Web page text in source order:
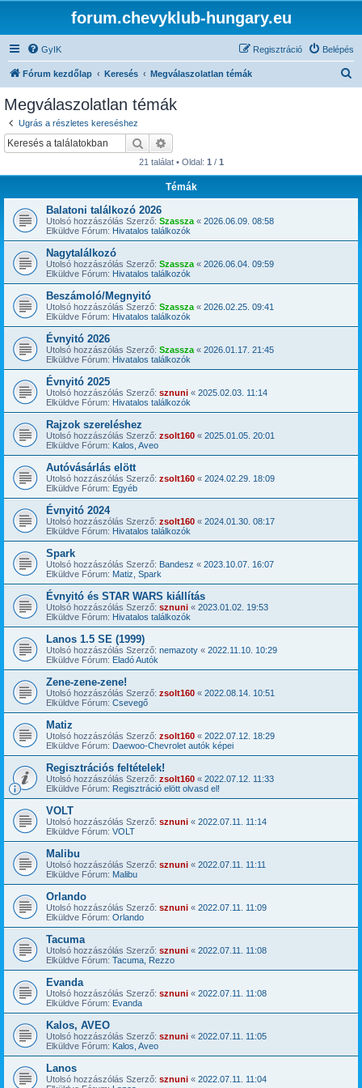
forum.chevyklub-hungary.eu
GyIK Belépés
Regisztráció
Fórum kezdőlap Keresés Megválaszolatlan témák
Megválaszolatlan témák
Ugrás a részletes kereséshez
Keresés
21 találat • Oldal: 1 / 1
Témák
Balatoni találkozó 2026
Utolsó hozzászólás Szerző: Szassza « 2026.06.09. 08:58
Elküldve Fórum: Hivatalos találkozók
Nagytalálkozó
Utolsó hozzászólás Szerző: Szassza « 2026.06.04. 09:59
Elküldve Fórum: Hivatalos találkozók
Beszámoló/Megnyitó
Utolsó hozzászólás Szerző: Szassza « 2026.02.25. 09:41
Elküldve Fórum: Hivatalos találkozók
Évnyitó 2026
Utolsó hozzászólás Szerző: Szassza « 2026.01.17. 21:45
Elküldve Fórum: Hivatalos találkozók
Évnyitó 2025
Utolsó hozzászólás Szerző: sznuni « 2025.02.03. 11:14
Elküldve Fórum: Hivatalos találkozók
Rajzok szereléshez
Utolsó hozzászólás Szerző: zsolt160 « 2025.01.05. 20:01
Elküldve Fórum: Kalos, Aveo
Autóvásárlás elött
Utolsó hozzászólás Szerző: zsolt160 « 2024.02.29. 18:09
Elküldve Fórum: Egyéb
Évnyitó 2024
Utolsó hozzászólás Szerző: zsolt160 « 2024.01.30. 08:17
Elküldve Fórum: Hivatalos találkozók
Spark
Utolsó hozzászólás Szerző: Bandesz « 2023.10.07. 16:07
Elküldve Fórum: Matiz, Spark
Évnyitó és STAR WARS kiállítás
Utolsó hozzászólás Szerző: sznuni « 2023.01.02. 19:53
Elküldve Fórum: Hivatalos találkozók
Lanos 1.5 SE (1999)
Utolsó hozzászólás Szerző: nemazoty « 2022.11.10. 10:29
Elküldve Fórum: Eladó Autók
Zene-zene-zene!
Utolsó hozzászólás Szerző: zsolt160 « 2022.08.14. 10:51
Elküldve Fórum: Csevegő
Matiz
Utolsó hozzászólás Szerző: zsolt160 « 2022.07.12. 18:29
Elküldve Fórum: Daewoo-Chevrolet autók képei
Regisztrációs feltételek!
Utolsó hozzászólás Szerző: zsolt160 « 2022.07.12. 11:33
Elküldve Fórum: Regisztráció elött olvasd el!
VOLT
Utolsó hozzászólás Szerző: sznuni « 2022.07.11. 11:14
Elküldve Fórum: VOLT
Malibu
Utolsó hozzászólás Szerző: sznuni « 2022.07.11. 11:11
Elküldve Fórum: Malibu
Orlando
Utolsó hozzászólás Szerző: sznuni « 2022.07.11. 11:09
Elküldve Fórum: Orlando
Tacuma
Utolsó hozzászólás Szerző: sznuni « 2022.07.11. 11:08
Elküldve Fórum: Tacuma, Rezzo
Evanda
Utolsó hozzászólás Szerző: sznuni « 2022.07.11. 11:08
Elküldve Fórum: Evanda
Kalos, AVEO
Utolsó hozzászólás Szerző: sznuni « 2022.07.11. 11:05
Elküldve Fórum: Kalos, Aveo
Lanos
Utolsó hozzászólás Szerző: sznuni « 2022.07.11. 11:04